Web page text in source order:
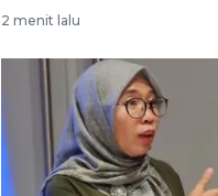
2 menit lalu